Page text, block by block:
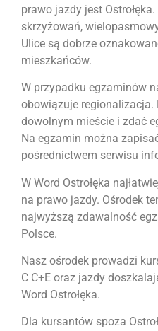
prawo jazdy jest
skrzyżowań,
Ulice są dobrze
mieszkańców.
W przypadku egzaminów
obowiązuje regionalizacja.
dowolnym mieście i zdać
Na egzamin można
pośrednictwem serwisu
W Word Ostrołęka
na prawo jazdy. Ośrodek
najwyższą zdawalność
Polsce.
Nasz ośrodek prowadzi
C C+E oraz jazdy
Word Ostrołęka.
Dla kursantów spoza